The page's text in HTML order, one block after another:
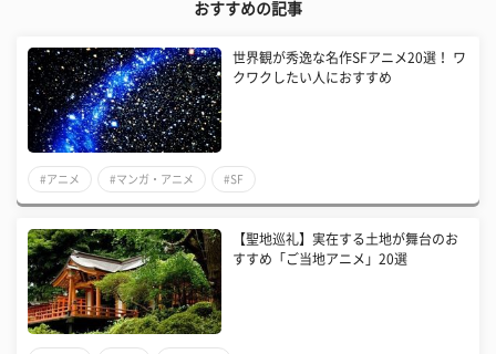
おすすめの記事
世界観が秀逸な名作SFアニメ20選！ ワ
クワクしたい人におすすめ
#アニメ #マンガ・アニメ #SF
【聖地巡礼】実在する土地が舞台のお
すすめ「ご当地アニメ」20選